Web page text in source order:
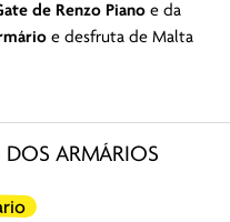
de Renzo Piano e da
e desfruta de Malta
ARMÁRIOS